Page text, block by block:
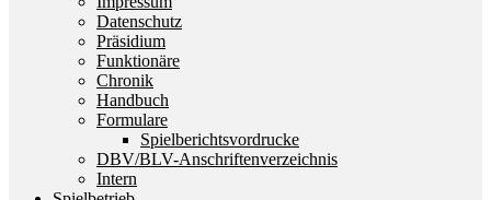
Datenschutz
Präsidium
Funktionäre
Chronik
Handbuch
Formulare
Spielberichtsvordrucke
DBV/BLV-Anschriftenverzeichnis
Intern